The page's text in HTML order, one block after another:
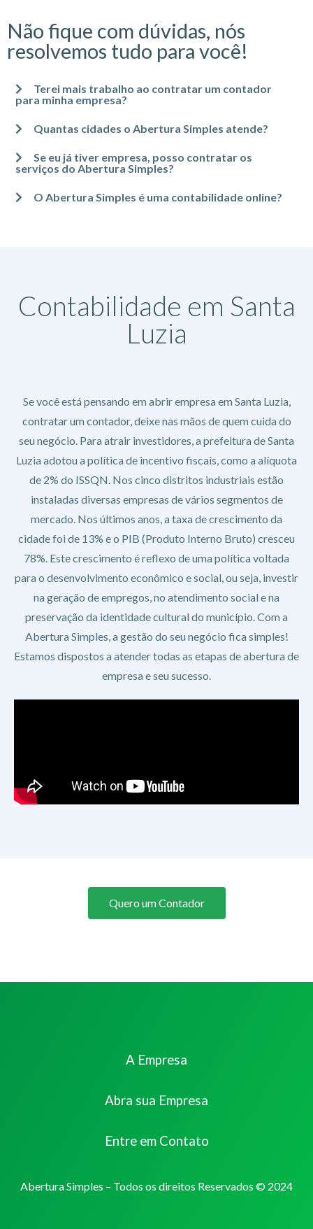
Não fique com dúvidas, nós
resolvemos tudo para você!
Terei mais trabalho ao contratar um contador
para minha empresa?
Quantas cidades o Abertura Simples atende?
Se eu já tiver empresa, posso contratar os
serviços do Abertura Simples?
O Abertura Simples é uma contabilidade online?
Contabilidade em Santa
Luzia
Se você está pensando em abrir empresa em Santa Luzia,
contratar um contador, deixe nas mãos de quem cuida do
seu negócio. Para atrair investidores, a prefeitura de Santa
Luzia adotou a política de incentivo fiscais, como a alíquota
de 2% do ISSQN. Nos cinco distritos industriais estão
instaladas diversas empresas de vários segmentos de
mercado. Nos últimos anos, a taxa de crescimento da
cidade foi de 13% e o PIB (Produto Interno Bruto) cresceu
78%. Este crescimento é reflexo de uma política voltada
para o desenvolvimento econômico e social, ou seja, investir
na geração de empregos, no atendimento social e na
preservação da identidade cultural do município. Com a
Abertura Simples, a gestão do seu negócio fica simples!
Estamos dispostos a atender todas as etapas de abertura de
empresa e seu sucesso.
Quero um Contador
A Empresa
Abra sua Empresa
Entre em Contato
Abertura Simples – Todos os direitos Reservados © 2024